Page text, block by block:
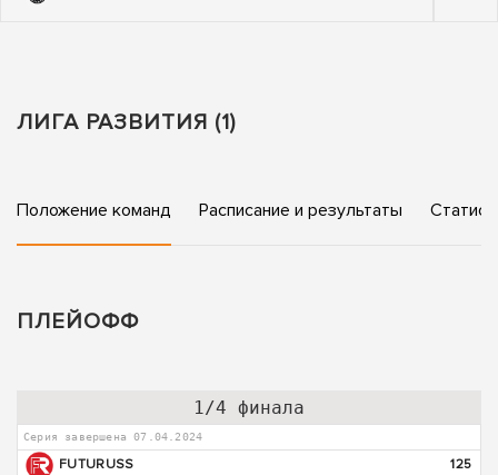
ЛИГА РАЗВИТИЯ (1)
Положение команд Расписание и результаты
ПЛЕЙОФФ
1/4 финала
Серия завершена 07.04.2024
FUTURUSS
125